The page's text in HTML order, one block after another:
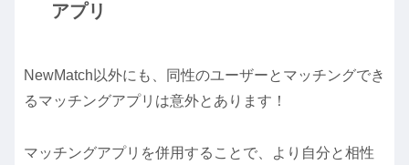
アプリ
NewMatch以外にも、同性のユーザーとマッチングでき
るマッチングアプリは意外とあります！
マッチングアプリを併用することで、より自分と相性